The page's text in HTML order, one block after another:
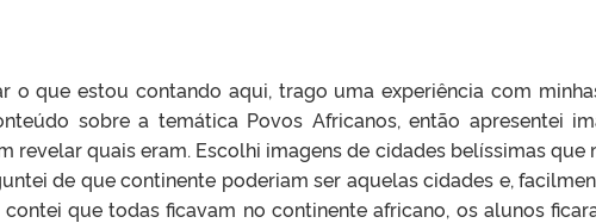
o que estou contando aqui, trago uma experiência com
sobre a temática Povos Africanos, então apresentei
revelar quais eram. Escolhi imagens de cidades belíssimas
de que continente poderiam ser aquelas cidades e,
contei que todas ficavam no continente africano, os alunos